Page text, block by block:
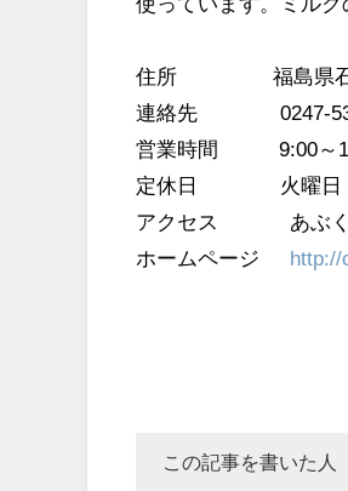
住所 福島県石川
連絡先 0247-53-
営業時間 9:00～
定休日 火曜日
アクセス あぶくま
ホームページ http://
この記事を書いた人